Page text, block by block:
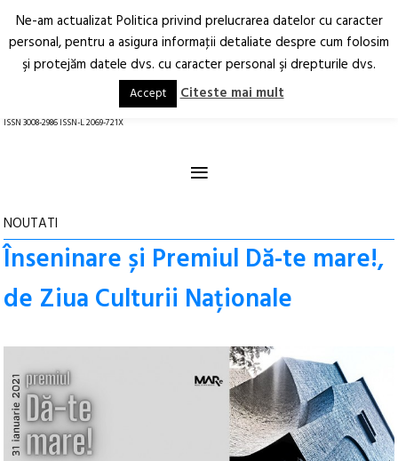
Arhitectură.
Oraș.
RO EN
ISSN 3008-2986 ISSN-L 2069-721X
≡
NOUTATI
Înseninare și Premiul Dă-te mare!,
de Ziua Culturii Naționale
Ne-am actualizat Politica privind prelucrarea datelor cu caracter
personal, pentru a asigura informaţii detaliate despre cum folosim
şi protejăm datele dvs. cu caracter personal şi drepturile dvs.
Accept Citeste mai mult